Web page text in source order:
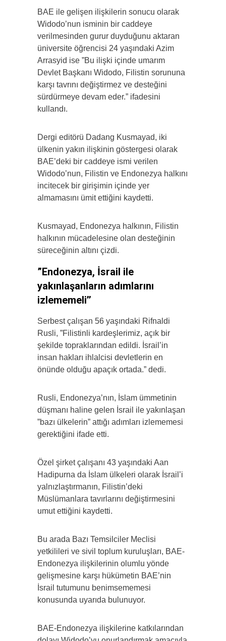
BAE ile gelişen ilişkilerin sonucu olarak
Widodo’nun isminin bir caddeye
verilmesinden gurur duyduğunu aktaran
üniversite öğrencisi 24 yaşındaki Azim
Arrasyid ise ”Bu ilişki içinde umarım
Devlet Başkanı Widodo, Filistin sorununa
karşı tavrını değiştirmez ve desteğini
sürdürmeye devam eder.” ifadesini
kullandı.
Dergi editörü Dadang Kusmayad, iki
ülkenin yakın ilişkinin göstergesi olarak
BAE’deki bir caddeye ismi verilen
Widodo’nun, Filistin ve Endonezya halkını
incitecek bir girişimin içinde yer
almamasını ümit ettiğini kaydetti.
Kusmayad, Endonezya halkının, Filistin
halkının mücadelesine olan desteğinin
süreceğinin altını çizdi.
”Endonezya, İsrail ile
yakınlaşanların adımlarını
izlememeli’’
Serbest çalışan 56 yaşındaki Rifnaldi
Rusli, ”Filistinli kardeşlerimiz, açık bir
şekilde topraklarından edildi. İsrail’in
insan hakları ihlalcisi devletlerin en
önünde olduğu apaçık ortada.” dedi.
Rusli, Endonezya’nın, İslam ümmetinin
düşmanı haline gelen İsrail ile yakınlaşan
”bazı ülkelerin” attığı adımları izlememesi
gerektiğini ifade etti.
Özel şirket çalışanı 43 yaşındaki Aan
Hadipurna da İslam ülkeleri olarak İsrail’i
yalnızlaştırmanın, Filistin’deki
Müslümanlara tavırlarını değiştirmesini
umut ettiğini kaydetti.
Bu arada Bazı Temsilciler Meclisi
yetkilileri ve sivil toplum kuruluşları, BAE-
Endonezya ilişkilerinin olumlu yönde
gelişmesine karşı hükümetin BAE’nin
İsrail tutumunu benimsememesi
konusunda uyarıda bulunuyor.
BAE-Endonezya ilişkilerine katkılarından